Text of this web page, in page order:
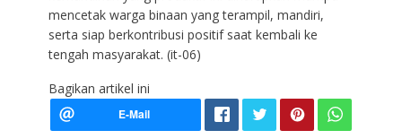
mencetak warga binaan yang terampil, mandiri,
serta siap berkontribusi positif saat kembali ke
tengah masyarakat. (it-06)
Bagikan artikel ini